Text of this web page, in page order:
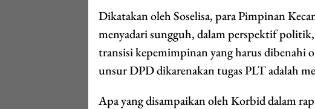
Dikatakan oleh Soselisa, para Pimpinan
menyadari sungguh, dalam perspektif
transisi kepemimpinan yang harus dibenahi
unsur DPD dikarenakan tugas PLT adalah
Apa yang disampaikan oleh Korbid dalam